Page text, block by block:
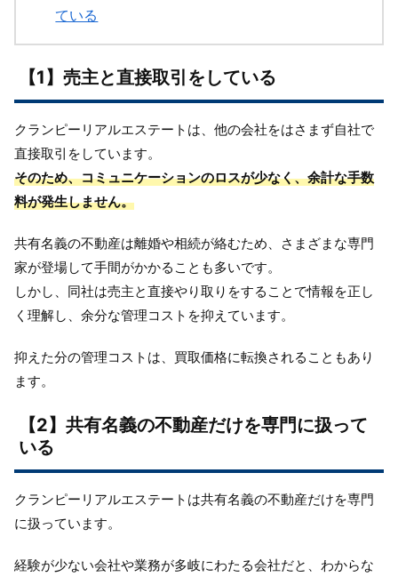
ている
【1】売主と直接取引をしている
クランピーリアルエステートは、他の会社をはさまず自社で
直接取引をしています。
そのため、コミュニケーションのロスが少なく、余計な手数
料が発生しません。
共有名義の不動産は離婚や相続が絡むため、さまざまな専門
家が登場して手間がかかることも多いです。
しかし、同社は売主と直接やり取りをすることで情報を正し
く理解し、余分な管理コストを抑えています。
抑えた分の管理コストは、買取価格に転換されることもあり
ます。
【2】共有名義の不動産だけを専門に扱って
いる
クランピーリアルエステートは共有名義の不動産だけを専門
に扱っています。
経験が少ない会社や業務が多岐にわたる会社だと、わからな